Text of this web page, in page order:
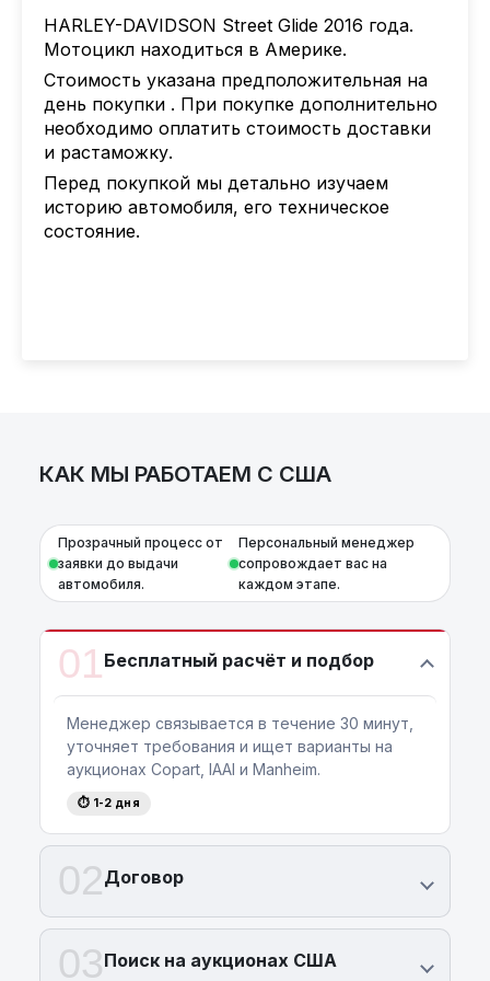
Не упустите возможность стать
владельцем этого уникального байка.
Уточните стоимость и оставьте заявку —
сделайте следующий шаг к дороге вашей
мечты!
HARLEY-DAVIDSON Street Glide 2016 года.
Мотоцикл находиться в Америке.
Стоимость указана предположительная на
день покупки . При покупке дополнительно
необходимо оплатить стоимость доставки
и растаможку.
Перед покупкой мы детально изучаем
историю автомобиля, его техническое
состояние.
КАК МЫ РАБОТАЕМ С США
Прозрачный процесс от
заявки до выдачи
автомобиля.
Персональный менеджер
сопровождает вас на
каждом этапе.
01Бесплатный расчёт и подбор
Менеджер связывается в течение 30 минут,
уточняет требования и ищет варианты на
аукционах Copart, IAAI и Manheim.
⏱ 1-2 дня
02Договор
03Поиск на аукционах США